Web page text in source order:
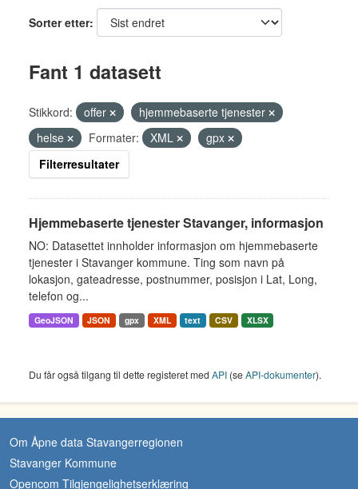
Sorter etter
Fant 1 datasett
Stikkord: offer
hjemmebaserte tjenester
helse
Formater: XML
gpx
Filterresultater
Hjemmebaserte tjenester Stavanger, informasjon
NO: Datasettet innholder informasjon om hjemmebaserte
tjenester i Stavanger kommune. Ting som navn på
lokasjon, gateadresse, postnummer, posisjon i Lat, Long,
telefon og...
GeoJSON JSON gpx XML text CSV XLSX
Du får også tilgang til dette registeret med API (seAPI-dokumenter).
Om Åpne data Stavangerregionen
Stavanger Kommune
Opencom Tilgjengelighetserklæring